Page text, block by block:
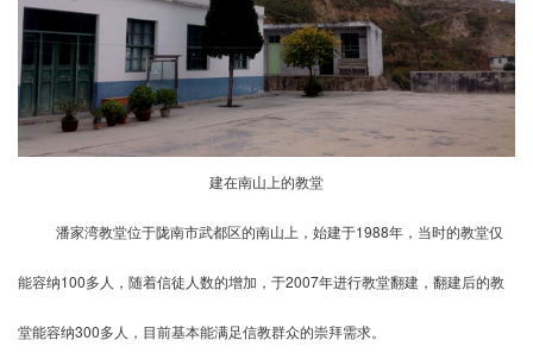
建在南山上的教堂
潘家湾教堂位于陇南市武都区的南山上，始建于1988年，当时的教堂仅
能容纳100多人，随着信徒人数的增加，于2007年进行教堂翻建，翻建后的教
堂能容纳300多人，目前基本能满足信教群众的崇拜需求。